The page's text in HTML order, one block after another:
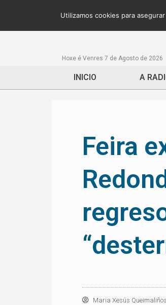
Hoxe é Venres 7 de Agosto de 2026
INICIO A
Feira
Maria Xesús Queimaliños
Utilizamos cookies para